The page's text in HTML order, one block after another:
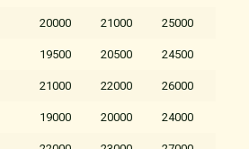
20000 21000 25000
19500 20500 24500
21000 22000 26000
19000 20000 24000